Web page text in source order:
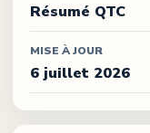
Résumé QTC
MISE À JOUR
6 juillet 2026